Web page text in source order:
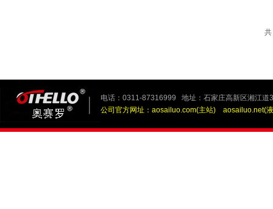
共
电话：0311-87316999 地址：石家庄高新区湘江道
公司官方网址： aosailuo.com(主站) aosailuo.net(